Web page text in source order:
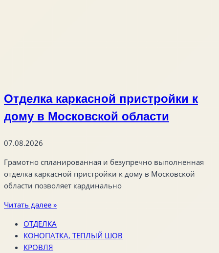
Отделка каркасной пристройки к
дому в Московской области
07.08.2026
Грамотно спланированная и безупречно выполненная
отделка каркасной пристройки к дому в Московской
области позволяет кардинально
Читать далее »
ОТДЕЛКА
КОНОПАТКА, ТЕПЛЫЙ ШОВ
КРОВЛЯ